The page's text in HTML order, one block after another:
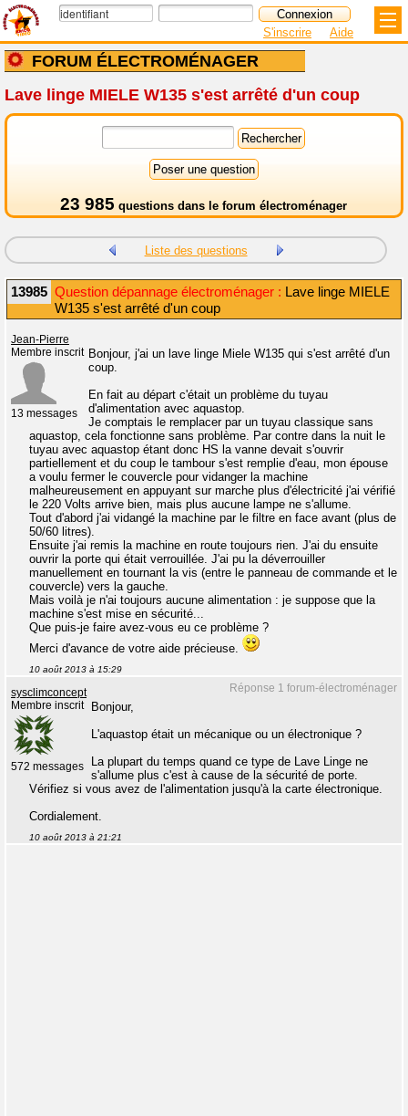
FORUM ÉLECTROMÉNAGER
S'inscrire Aide
Lave linge MIELE W135 s'est arrêté d'un coup
23 985 questions dans le forum électroménager
Liste des questions
13985 Question dépannage électroménager : Lave linge MIELE
W135 s'est arrêté d'un coup
Jean-Pierre
Membre inscrit
13 messages
Bonjour, j'ai un lave linge Miele W135 qui s'est arrêté d'un
coup.
En fait au départ c'était un problème du tuyau
d'alimentation avec aquastop.
Je comptais le remplacer par un tuyau classique sans
aquastop, cela fonctionne sans problème. Par contre dans la nuit le
tuyau avec aquastop étant donc HS la vanne devait s'ouvrir
partiellement et du coup le tambour s'est remplie d'eau, mon épouse
a voulu fermer le couvercle pour vidanger la machine
malheureusement en appuyant sur marche plus d'électricité j'ai vérifié
le 220 Volts arrive bien, mais plus aucune lampe ne s'allume.
Tout d'abord j'ai vidangé la machine par le filtre en face avant (plus de
50/60 litres).
Ensuite j'ai remis la machine en route toujours rien. J'ai du ensuite
ouvrir la porte qui était verrouillée. J'ai pu la déverrouiller
manuellement en tournant la vis (entre le panneau de commande et le
couvercle) vers la gauche.
Mais voilà je n'ai toujours aucune alimentation : je suppose que la
machine s'est mise en sécurité...
Que puis-je faire avez-vous eu ce problème ?
Merci d'avance de votre aide précieuse.
10 août 2013 à 15:29
Réponse 1 forum-électroménager
sysclimconcept
Membre inscrit
572 messages
Bonjour,
L'aquastop était un mécanique ou un électronique ?
La plupart du temps quand ce type de Lave Linge ne
s'allume plus c'est à cause de la sécurité de porte.
Vérifiez si vous avez de l'alimentation jusqu'à la carte électronique.
Cordialement.
10 août 2013 à 21:21